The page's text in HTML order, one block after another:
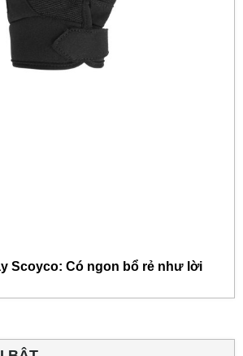
Scoyco: Có ngon bổ rẻ như lời